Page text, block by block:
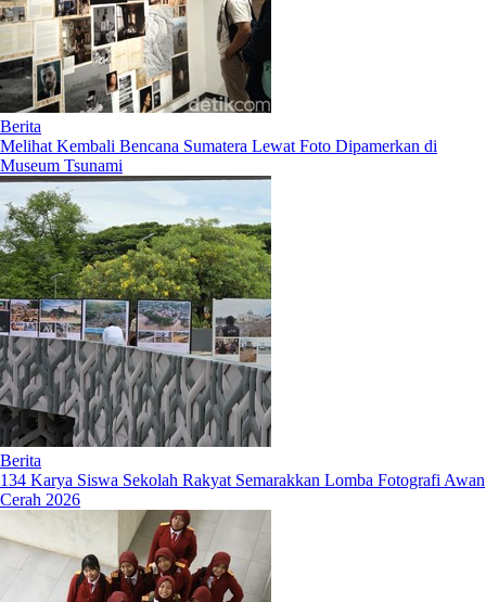
Berita
Melihat Kembali Bencana Sumatera Lewat Foto Dipamerkan di
Museum Tsunami
Berita
134 Karya Siswa Sekolah Rakyat Semarakkan Lomba Fotografi Awan
Cerah 2026